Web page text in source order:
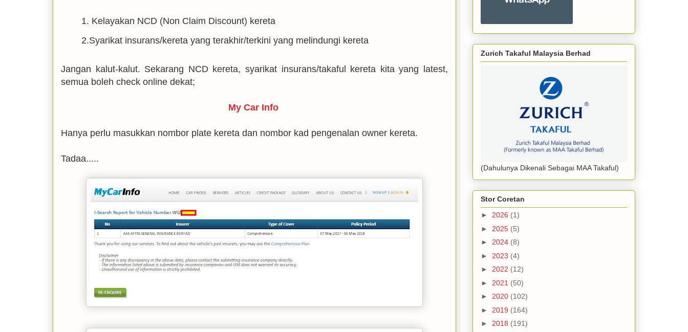
1. Kelayakan NCD (Non Claim Discount) kereta
2.Syarikat insurans/kereta yang terakhir/terkini yang melindungi kereta
Jangan kalut-kalut. Sekarang NCD kereta, syarikat insurans/takaful kereta kita yang latest,
semua boleh check online dekat;
My Car Info
Hanya perlu masukkan nombor plate kereta dan nombor kad pengenalan owner kereta.
Tadaa.....
Zurich Takaful Malaysia Berhad
(Dahulunya Dikenali Sebagai MAA Takaful)
Stor Coretan
► 2026 (1)
► 2025 (5)
► 2024 (8)
► 2023 (4)
► 2022 (12)
► 2021 (50)
► 2020 (102)
► 2019 (164)
► 2018 (191)